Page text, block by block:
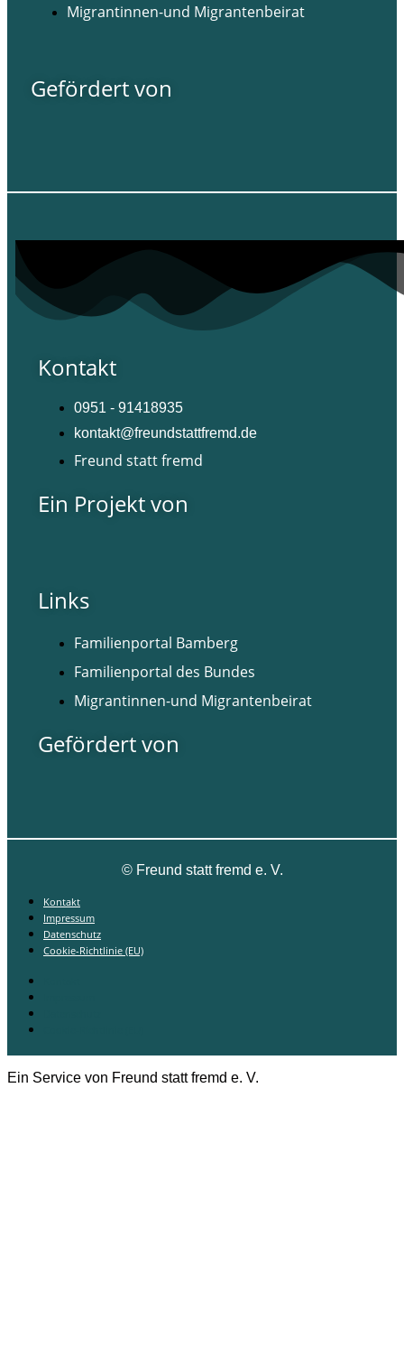
Migrantinnen-und Migrantenbeirat
Gefördert von
Kontakt
0951 - 91418935
kontakt@freundstattfremd.de
Freund statt fremd
Ein Projekt von
Links
Familienportal Bamberg
Familienportal des Bundes
Migrantinnen-und Migrantenbeirat
Gefördert von
©Freund statt fremd e. V.
Kontakt
Impressum
Datenschutz
Cookie-Richtlinie (EU)
Ein Service von Freund statt fremd e. V.